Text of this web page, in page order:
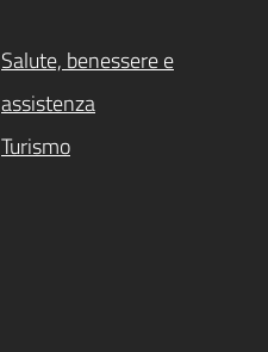
Salute, benessere e
assistenza
Turismo